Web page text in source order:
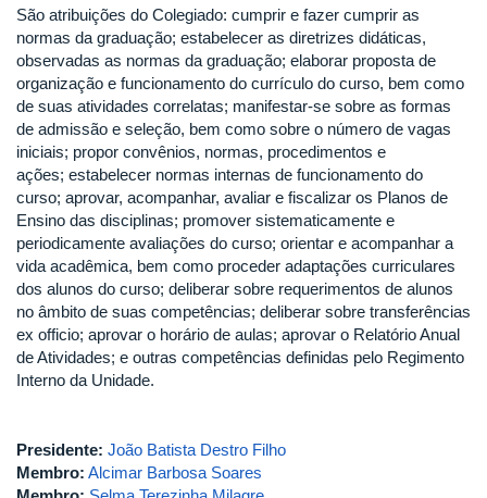
São atribuições do Colegiado: cumprir e fazer cumprir as
normas da graduação; estabelecer as diretrizes didáticas,
observadas as normas da graduação; elaborar proposta de
organização e funcionamento do currículo do curso, bem como
de suas atividades correlatas; manifestar-se sobre as formas
de admissão e seleção, bem como sobre o número de vagas
iniciais; propor convênios, normas, procedimentos e
ações; estabelecer normas internas de funcionamento do
curso; aprovar, acompanhar, avaliar e fiscalizar os Planos de
Ensino das disciplinas; promover sistematicamente e
periodicamente avaliações do curso; orientar e acompanhar a
vida acadêmica, bem como proceder adaptações curriculares
dos alunos do curso; deliberar sobre requerimentos de alunos
no âmbito de suas competências; deliberar sobre transferências
ex officio; aprovar o horário de aulas; aprovar o Relatório Anual
de Atividades; e outras competências definidas pelo Regimento
Interno da Unidade.
Presidente: João Batista Destro Filho
Membro: Alcimar Barbosa Soares